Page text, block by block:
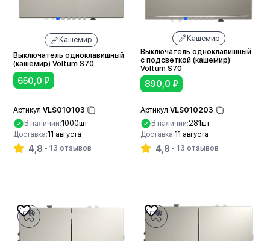
Кашемир
Выключатель одноклавишный
(кашемир) Voltum S70
650,0 ₽
Артикул:VLS010103
В наличии:1000шт
Доставка:11 августа
4,8 13 отзывов
Кашемир
Выключатель одноклавишный
с подсветкой (кашемир)
Voltum S70
890,0 ₽
Артикул:VLS010203
В наличии:281шт
Доставка:11 августа
4,8 13 отзывов